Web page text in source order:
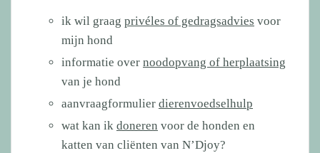
ik wil graag privéles of gedragsadvies voor
mijn hond
informatie over noodopvang of herplaatsing
van je hond
aanvraagformulier dierenvoedselhulp
wat kan ik doneren voor de honden en
katten van cliënten van N’Djoy?